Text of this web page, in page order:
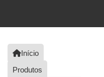
Início
Produtos